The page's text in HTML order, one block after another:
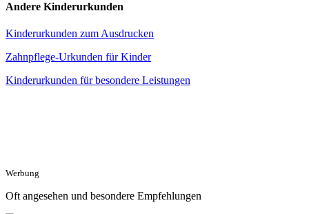
Andere Kinderurkunden
Kinderurkunden zum Ausdrucken
Zahnpflege-Urkunden für Kinder
Kinderurkunden für besondere Leistungen
Werbung
Oft angesehen und besondere Empfehlungen